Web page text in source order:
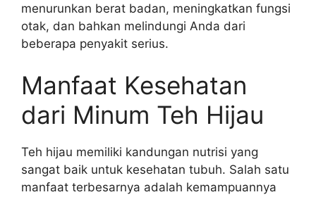
menurunkan berat badan, meningkatkan fungsi
otak, dan bahkan melindungi Anda dari
beberapa penyakit serius.
Manfaat Kesehatan
dari Minum Teh Hijau
Teh hijau memiliki kandungan nutrisi yang
sangat baik untuk kesehatan tubuh. Salah satu
manfaat terbesarnya adalah kemampuannya